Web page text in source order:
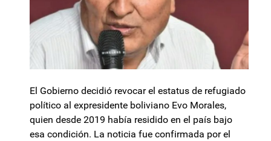
El Gobierno decidió revocar el estatus de refugiado
político al expresidente boliviano Evo Morales,
quien desde 2019 había residido en el país bajo
esa condición. La noticia fue confirmada por el